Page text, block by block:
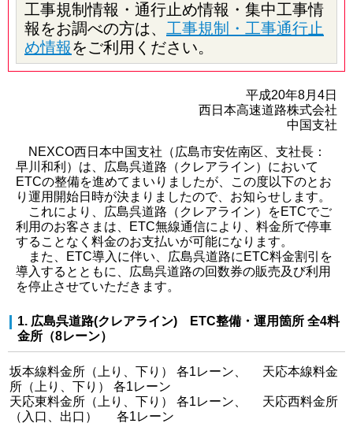
工事規制情報・通行止め情報・集中工事情
報をお調べの方は、 工事規制・工事通行止
め情報をご利用ください。
平成20年8月4日
西日本高速道路株式会社
中国支社
NEXCO西日本中国支社（広島市安佐南区、支社長：
早川和利）は、広島呉道路（クレアライン）において
ETCの整備を進めてまいりましたが、この度以下のとお
り運用開始日時が決まりましたので、お知らせします。
これにより、広島呉道路（クレアライン）をETCでご
利用のお客さまは、ETC無線通信により、料金所で停車
することなく料金のお支払いが可能になります。
また、ETC導入に伴い、広島呉道路にETC料金割引を
導入するとともに、広島呉道路の回数券の販売及び利用
を停止させていただきます。
1. 広島呉道路(クレアライン) ETC整備・運用箇所 全4料
金所（8レーン）
坂本線料金所（上り、下り） 各1レーン、 天応本線料金
所（上り、下り） 各1レーン
天応東料金所（上り、下り） 各1レーン、 天応西料金所
（入口、出口） 各1レーン